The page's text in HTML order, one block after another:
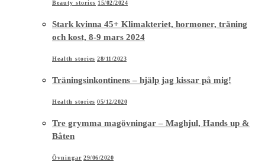
Beauty stories 15/02/2024
Stark kvinna 45+ Klimakteriet, hormoner, träning
och kost, 8-9 mars 2024
Health stories 28/11/2023
Träningsinkontinens – hjälp jag kissar på mig!
Health stories 05/12/2020
Tre grymma magövningar – Maghjul, Hands up &
Båten
Övningar 29/06/2020